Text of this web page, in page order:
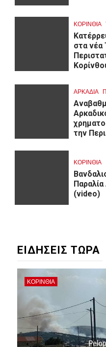
ΚΟΡΙΝΘΊΑ
στα νέα
ΑΡΚΑΔΊΑ
την
ΚΟΡΙΝΘΊΑ
Παραλία
(video)
ΕΙΔΗΣΕΙΣ ΤΩΡΑ
ΚΟΡΙΝΘΊΑ